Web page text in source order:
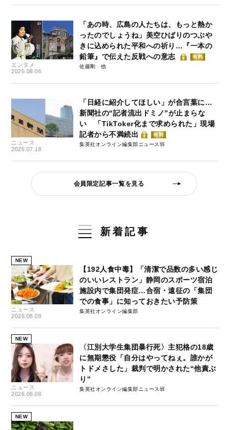
エンタメ
2025.08.06
「あの時、広島の人たちは、もっと熱か
ったのでしょうね」美空ひばりのつぶや
きに込められた平和への祈り…『一本の
鉛筆』で伝えた反戦への意志
有料
佐藤剛
ニュース
2026.07.18
「日経に紹介してほしい」が合言葉に…
新聞社の“記者流出ドミノ”が止まらな
い 「TikToker化まで求められた」現場
記者から不満続出
有料
集英社オンライン編集部ニュース班
会員限定記事一覧を見る
新着記事
NEW
ニュース
2026.08.08
【192人食中毒】「清潔で品数の多い感じ
のいいレストラン」静岡のスポーツ宿泊
施設内で集団発症…合宿・遠征の「集団
での食事」に知っておきたい予防策
集英社オンライン編集部
NEW
ニュース
2026.08.08
〈江別大学生集団暴行死〉主犯格の18歳
に無期懲役「自分はやってねぇ。誰かが
トドメさした」裁判で明かされた“他責ぶ
り”
集英社オンライン編集部ニュース班
NEW